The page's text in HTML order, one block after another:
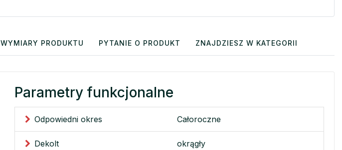
WYMIARY PRODUKTU PYTANIE O PRODUKT ZNAJDZIESZ W KATEGORII
Parametry funkcjonalne
Odpowiedni okres Całoroczne
Dekolt okrągły